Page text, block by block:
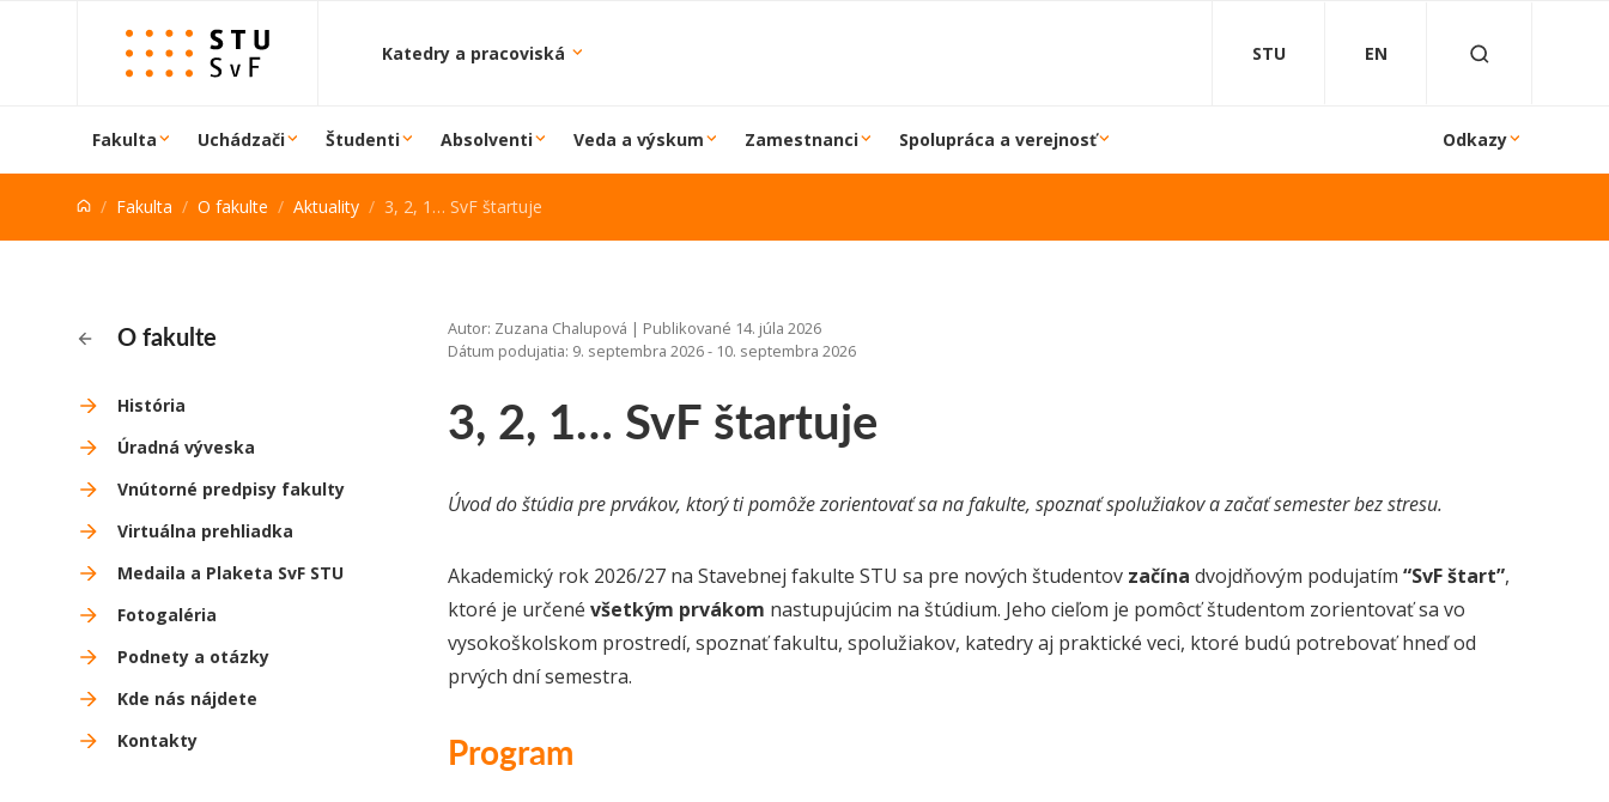
Prejsť na obsah
Katedry a pracoviská STU EN
Fakulta Uchádzači Študenti Absolventi Veda a výskum Zamestnanci Spolupráca a verejnosť Odkazy
Fakulta O fakulte Aktuality 3, 2, 1… SvF štartuje
O fakulte
História
Úradná výveska
Vnútorné predpisy fakulty
Virtuálna prehliadka
Medaila a Plaketa SvF STU
Fotogaléria
Podnety a otázky
Kde nás nájdete
Kontakty
3, 2, 1… SvF štartuje
Autor: Zuzana Chalupová | Publikované 14. júla 2026
Dátum podujatia: 9. septembra 2026 - 10. septembra 2026
Úvod do štúdia pre prvákov, ktorý ti pomôže zorientovať sa na fakulte, spoznať spolužiakov a začať semester bez stresu.
Akademický rok 2026/27 na Stavebnej fakulte STU sa pre nových študentov začína dvojdňovým podujatím “SvF štart”,
ktoré je určené všetkým prvákom nastupujúcim na štúdium. Jeho cieľom je pomôcť študentom zorientovať sa vo
vysokoškolskom prostredí, spoznať fakultu, spolužiakov, katedry aj praktické veci, ktoré budú potrebovať hneď od
prvých dní semestra.
Program